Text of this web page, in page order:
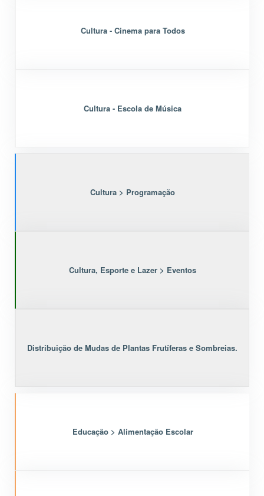
Cultura - Cinema para Todos
Cultura - Escola de Música
Cultura > Programação
Cultura, Esporte e Lazer > Eventos
Distribuição de Mudas de Plantas Frutíferas e Sombreias.
Educação > Alimentação Escolar